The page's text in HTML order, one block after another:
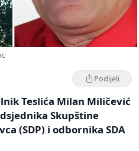
Podijeli
Teslića Milan Miličević
Skupštine
(SDP) i odbornika SDA